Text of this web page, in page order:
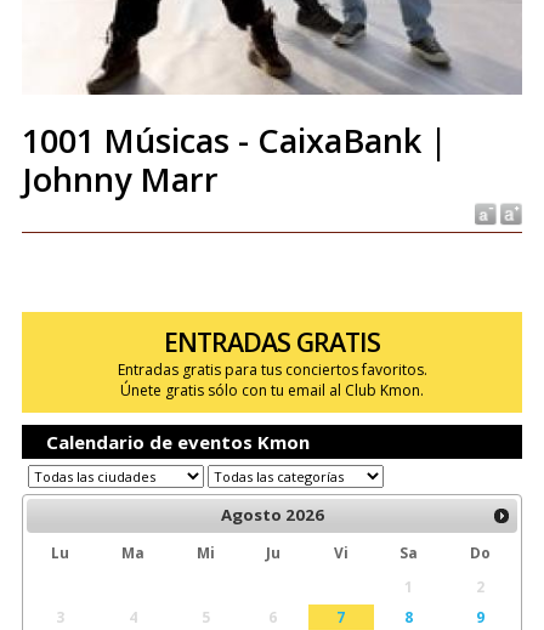
1001 Músicas - CaixaBank |
Johnny Marr
ENTRADAS GRATIS
Entradas gratis para tus conciertos favoritos.
Únete gratis sólo con tu email al Club Kmon.
Calendario de eventos Kmon
Agosto 2026
Lu Ma Mi Ju Vi Sa
Do
1
2
3
4 5 6 7 8
9